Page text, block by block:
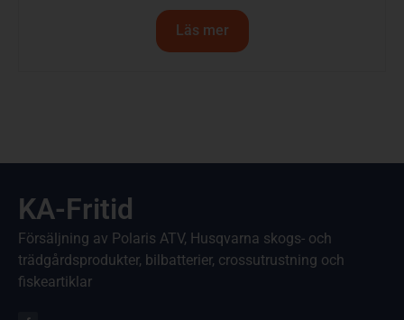
Läs mer
KA-Fritid
Försäljning av Polaris ATV, Husqvarna skogs- och
trädgårdsprodukter, bilbatterier, crossutrustning och
fiskeartiklar